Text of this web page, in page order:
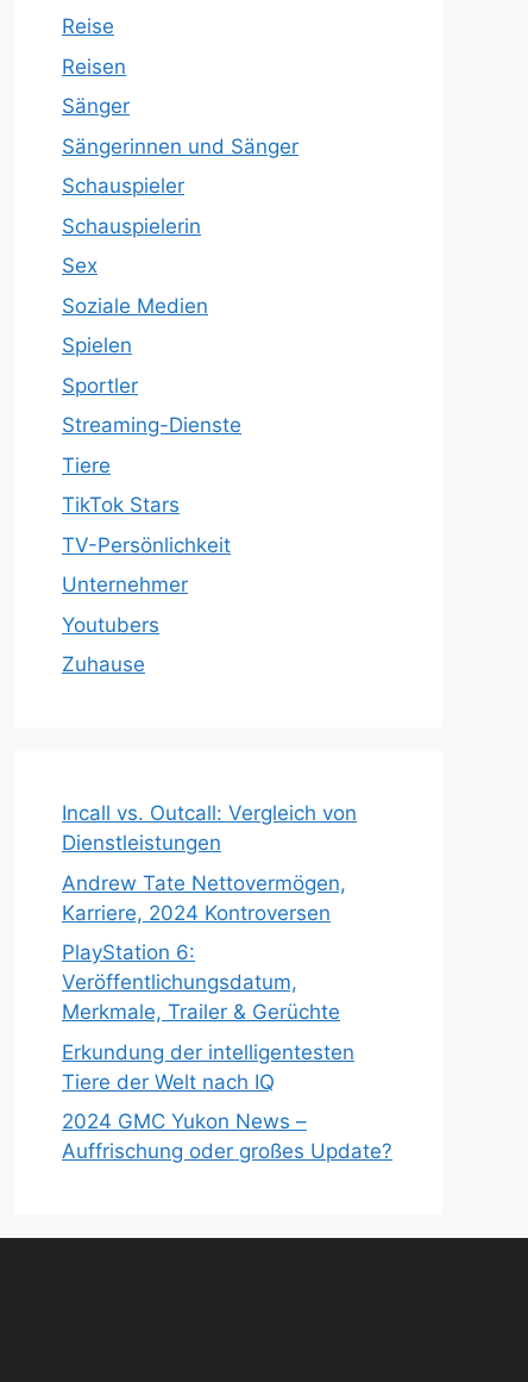
Reise
Reisen
Sänger
Sängerinnen und Sänger
Schauspieler
Schauspielerin
Sex
Soziale Medien
Spielen
Sportler
Streaming-Dienste
Tiere
TikTok Stars
TV-Persönlichkeit
Unternehmer
Youtubers
Zuhause
Incall vs. Outcall: Vergleich von
Dienstleistungen
Andrew Tate Nettovermögen,
Karriere, 2024 Kontroversen
PlayStation 6:
Veröffentlichungsdatum,
Merkmale, Trailer & Gerüchte
Erkundung der intelligentesten
Tiere der Welt nach IQ
2024 GMC Yukon News –
Auffrischung oder großes Update?